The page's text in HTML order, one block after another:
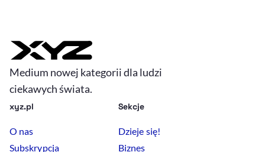
Medium nowej kategorii dla ludzi
ciekawych świata.
xyz.pl
O nas
Subskrypcja
Sekcje
Dzieje się!
Biznes